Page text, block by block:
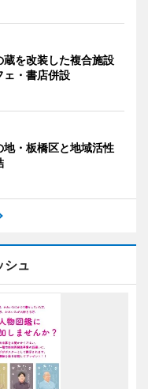
を改装した複合施設
・書店併設
・板橋区と地域活性
シュ